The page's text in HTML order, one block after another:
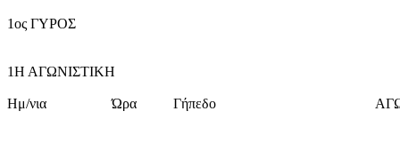
1ος ΓΥΡΟΣ
1Η ΑΓΩΝΙΣΤΙΚΗ
Ημ/νια Ώρα Γήπεδο